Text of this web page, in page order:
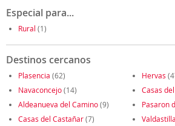
Especial para...
Rural (1)
Destinos cercanos
Plasencia (62) Hervas
Navaconcejo(14) Casas
Aldeanueva del Camino(9) Pasaron
Casas del Castañar(7)